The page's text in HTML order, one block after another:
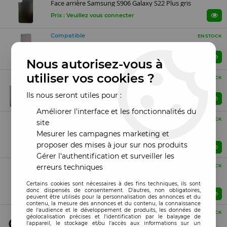
Face arrière Samsung S906 Galaxy S22 Plus gris
Prix : Veuillez vous connecter
Compatible EN STOCK
Face arrière Samsung S906 Galaxy S22 Plus violet
Compatible EN STOCK
Prix : Veuillez vous connecter
EN STOCK
S22 Plus ORIGINAL SP noir
Prix : Veuillez vous connecter
SERVICE PACK EN STOCK
Vitre caméra-photo Grand angle Samsung S906B
Galaxy S22+ ORIGINAL SP noir
Prix : Veuillez vous connecter
Compatible EN STOCK
Vitre caméra-photo noir Samsung S906 Galaxy S22+
Nous autorisez-vous à
utiliser vos cookies ?
Ils nous seront utiles pour :
Améliorer l'interface et les fonctionnalités du
site
Mesurer les campagnes marketing et
proposer des mises à jour sur nos produits
Gérer l'authentification et surveiller les
erreurs techniques
Certains cookies sont nécessaires à des fins techniques, ils sont
donc dispensés de consentement. D'autres, non obligatoires,
peuvent être utilisés pour la personnalisation des annonces et du
contenu, la mesure des annonces et du contenu, la connaissance
de l'audience et le développement de produits, les données de
géolocalisation précises et l'identification par le balayage de
l'appareil, le stockage et/ou l'accès aux informations sur un